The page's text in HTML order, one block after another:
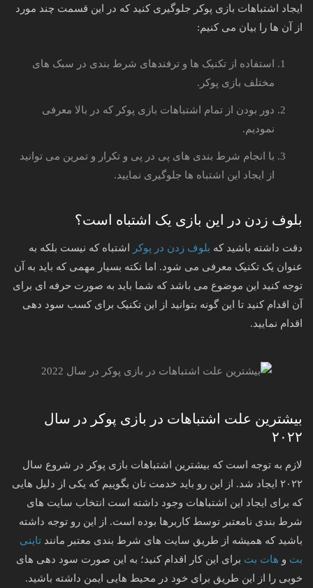
ایجاد اشتباهات بازی پوکر جلوگیری کنید که در این قسمت چند مورد
از آن ها را بیان می کنیم:
استفاده از تکنیک ها و ترفندهای شرط بندی در سبک های
مختلف بازی پوکر.
دور بودن از تمام اشتباهات بازی پوکر که در بالا معرفی
نمودیم.
با انجام شرط بندی های پی در پی و تکرار و تمرین می توانید
از ایجاد این اشتباه ها جلوگیری نمایید.
بلوف زدن در این بازی یک اشتباه است؟
دقت داشته باشید که بلوف زدن در پوکر
اشتباه که نیست بلکه به
عنوان یک تکنیک معرفی می شود. اما نکته بسیار مهمی که باید به آن
توجه کنید این موضوع می باشد که شما باید به صورت حرفه ای برای
آن اقدام کنید تا این گونه بتوانید از این تکنیک برای کسب سود دهی
اقدام نمایید.
بیشترین علت اشتباهات در بازی پوکر در سال
۲۰۲۲
لازم به توجه است که بیشترین اشتباهات بازی پوکر در شروع سال
۲۰۲۲ ایجاد شد. از این رو باید خدمت تان بگوییم که یکی از دلیل هایی
که برای ایجاد این اشتباهات وجود داشته است انتخاب سایت های
شرط بندی نامعتبر توسط کاربرها بوده است. از این رو توجه داشته
باشید که همیشه از طریق سایت های شرط بندی معتبر مانند تاینی
بت و هات بت برای این کار اقدام کنید؛ به این صورت سود دهی های
خوبی را از این طریق برای خود در محیط هایی ایمن داشته باشید.